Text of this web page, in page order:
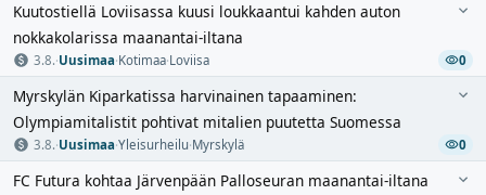
Kuutostiellä Loviisassa kuusi loukkaantui kahden auton
nokkakolarissa maanantai-iltana
3.8.·Uusimaa·Kotimaa·Loviisa 0
Myrskylän Kiparkatissa harvinainen tapaaminen:
Olympiamitalistit pohtivat mitalien puutetta Suomessa
3.8.·Uusimaa·Yleisurheilu·Myrskylä 0
FC Futura kohtaa Järvenpään Palloseuran maanantai-iltana